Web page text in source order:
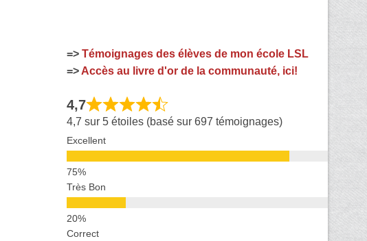
=> Témoignages des élèves de mon école LSL
=> Accès au livre d'or de la communauté, ici!
4,7
4,7 sur 5 étoiles (basé sur 697 témoignages)
Excellent
Très Bon
Correct